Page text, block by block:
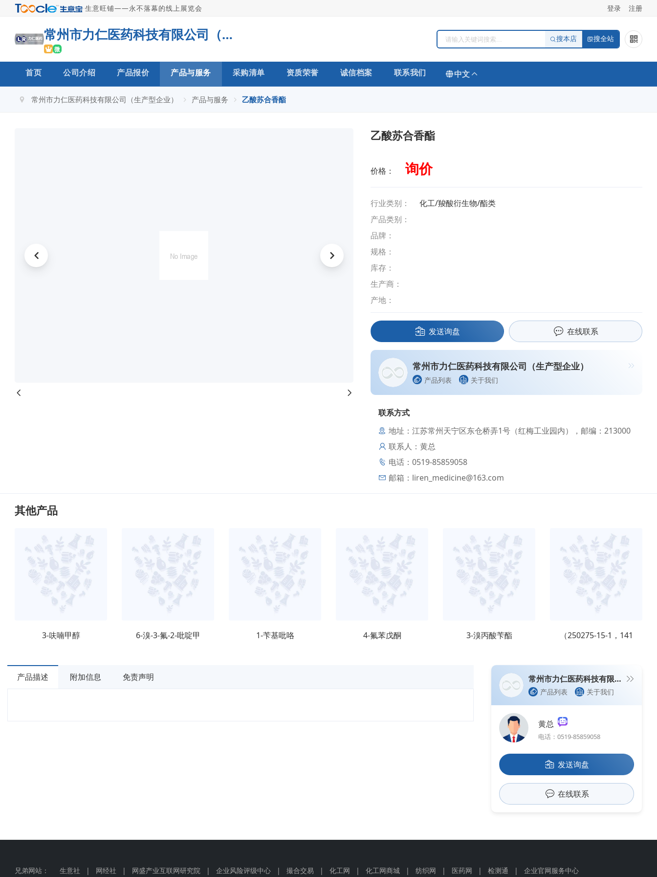
·生意旺铺——永不落幕的线上展览会 登录 注册
常州市力仁医药科技有限公司（生产型企业）
微
搜本店 搜全站
首页 公司介绍 产品报价 产品与服务 采购清单 资质荣誉 诚信档案 联系我们 中文
常州市力仁医药科技有限公司（生产型企业） 产品与服务 乙酸苏合香酯
乙酸苏合香酯
价格： 询价
行业类别：
化工/羧酸衍生物/酯类
产品类别：
品牌：
规格：
库存：
生产商：
产地：
发送询盘 在线联系
常州市力仁医药科技有限公司（生产型企业）
产品列表 关于我们
联系方式
地址：江苏常州天宁区东仓桥弄1号（红梅工业园内），邮编：213000
联系人：黄总
电话：0519-85859058
邮箱： liren_medicine@163.com
其他产品
3-呋喃甲醇 6-溴-3-氟-2-吡啶甲 1-苄基吡咯 4-氟苯戊酮 3-溴丙酸苄酯 （250275-15-1，141
产品描述 附加信息 免责声明 常州市力仁医药科技有限公司（生产型企业）
产品列表 关于我们
黄总
电话：0519-85859058
发送询盘
在线联系
兄弟网站： 生意社 | 网经社 | 网盛产业互联网研究院 | 企业风险评级中心 | 撮合交易 | 化工网 | 化工网商城 | 纺织网 | 医药网 | 检测通 | 企业官网服务中心